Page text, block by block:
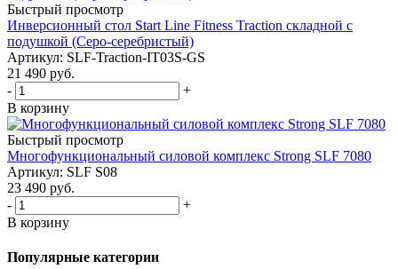
Быстрый просмотр
Инверсионный стол Start Line Fitness Traction складной с
подушкой (Серо-серебристый)
Артикул: SLF-Traction-IT03S-GS
21 490 руб.
-
+
В корзину
Быстрый просмотр
Многофункциональный силовой комплекс Strong SLF 7080
Артикул: SLF S08
23 490 руб.
-
+
В корзину
Популярные категории